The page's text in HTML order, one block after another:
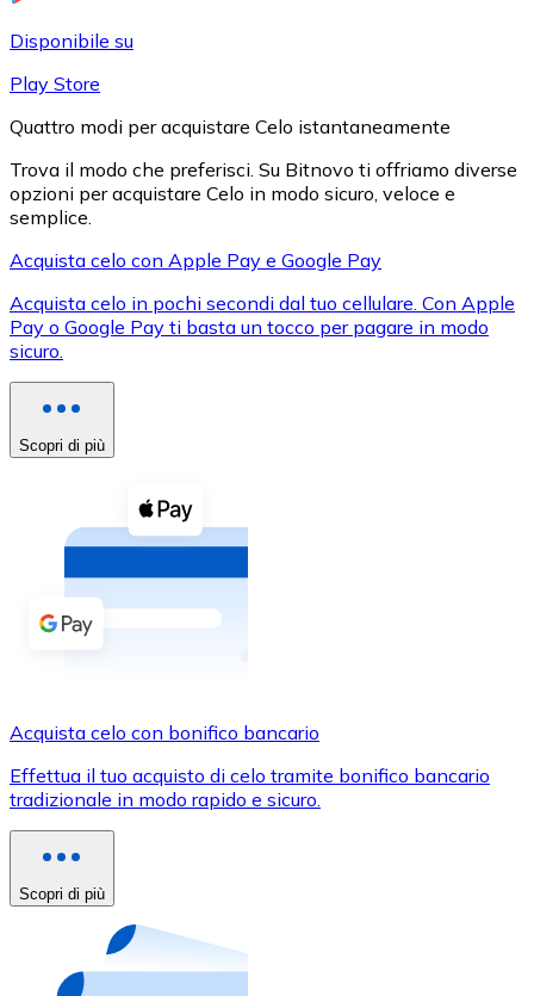
XRP
XRP
Vedi tutto
Buoni cripto
Acquista criptovalute in contanti e altri mezzi di
Acquista con contanti
Bonifico SEPA
Usa le carte Visa e Mastercard per acquistare
Acquista con carta
Acquista gift card dei tuoi marchi preferiti con
Disponibile su
Play Store
Quattro modi per acquistare Celo istantaneamente
Trova il modo che preferisci. Su Bitnovo ti offriamo diverse
opzioni per acquistare Celo in modo sicuro, veloce e
semplice.
Acquista celo con Apple Pay e Google Pay
Acquista celo in pochi secondi dal tuo cellulare. Con Apple
Pay o Google Pay ti basta un tocco per pagare in modo
sicuro.
Scopri di più
Acquista celo con bonifico bancario
Effettua il tuo acquisto di celo tramite bonifico bancario
tradizionale in modo rapido e sicuro.
Scopri di più